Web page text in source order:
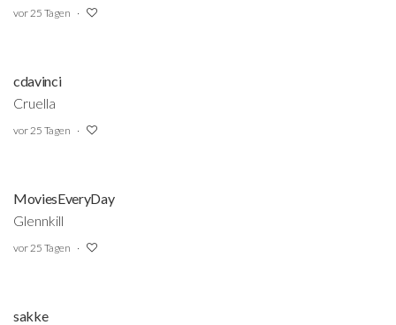
vor 25 Tagen
cdavinci
Cruella
vor 25 Tagen
MoviesEveryDay
Glennkill
vor 25 Tagen
sakke